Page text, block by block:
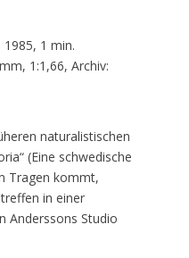
1985, 1 min.
1:1,66, Archiv:
naturalistischen
(Eine schwedische
Tragen kommt,
in einer
Anderssons Studio